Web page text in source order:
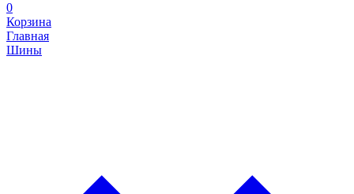
0
Корзина
Главная
Шины